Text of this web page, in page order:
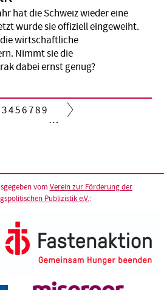
hat die Schweiz wieder eine
wurde sie offiziell eingeweiht.
wirtschaftliche
Nimmt sie die
dabei ernst genug?
Seite
3Seite
4Seite
5Seite
6Seite
7Seite
8Seite
9
…
vom Verein zur Förderung der
Publizistik e.V.: